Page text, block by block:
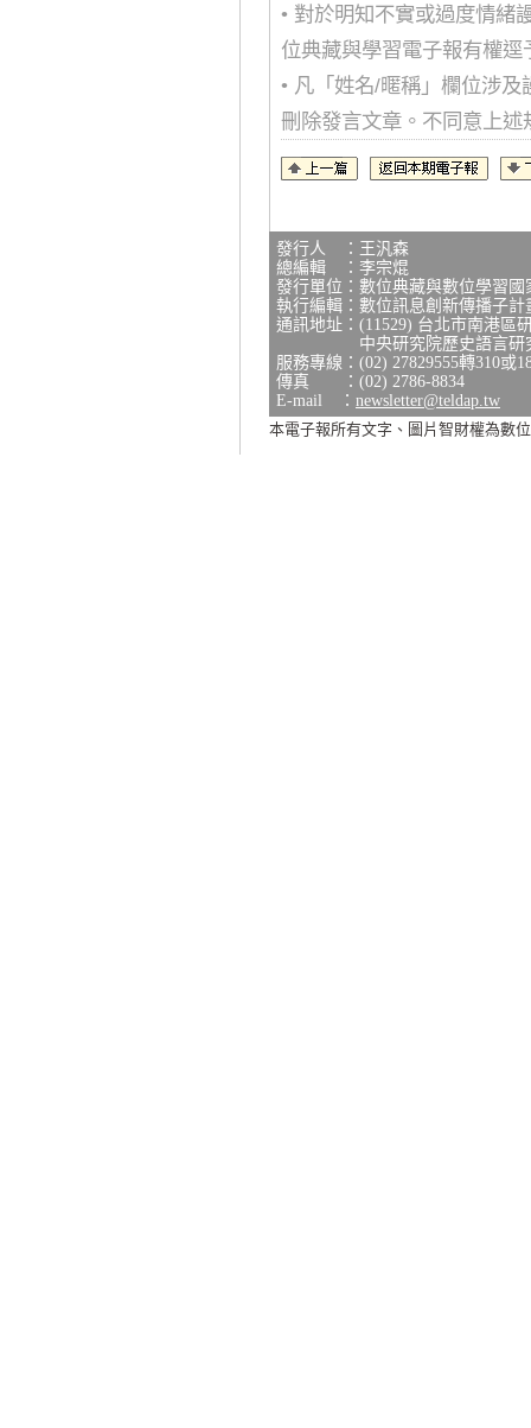
• 對於明知不實或過度情緒
位典藏與學習電子報有權
• 凡「姓名/暱稱」欄位涉
刪除發言文章。不同意上述
發行人 ：王汎森
總編輯 ：李宗焜
發行單位：數位典藏與數位學習
執行編輯：數位訊息創新傳播子計
通訊地址：(11529) 台北市南港區
中央研究院歷史語言研究
服務專線：(02) 27829555轉310或
傳真 ：(02) 2786-8834
E-mail ： newsletter@teldap.tw
本電子報所有文字、圖片智財權為數